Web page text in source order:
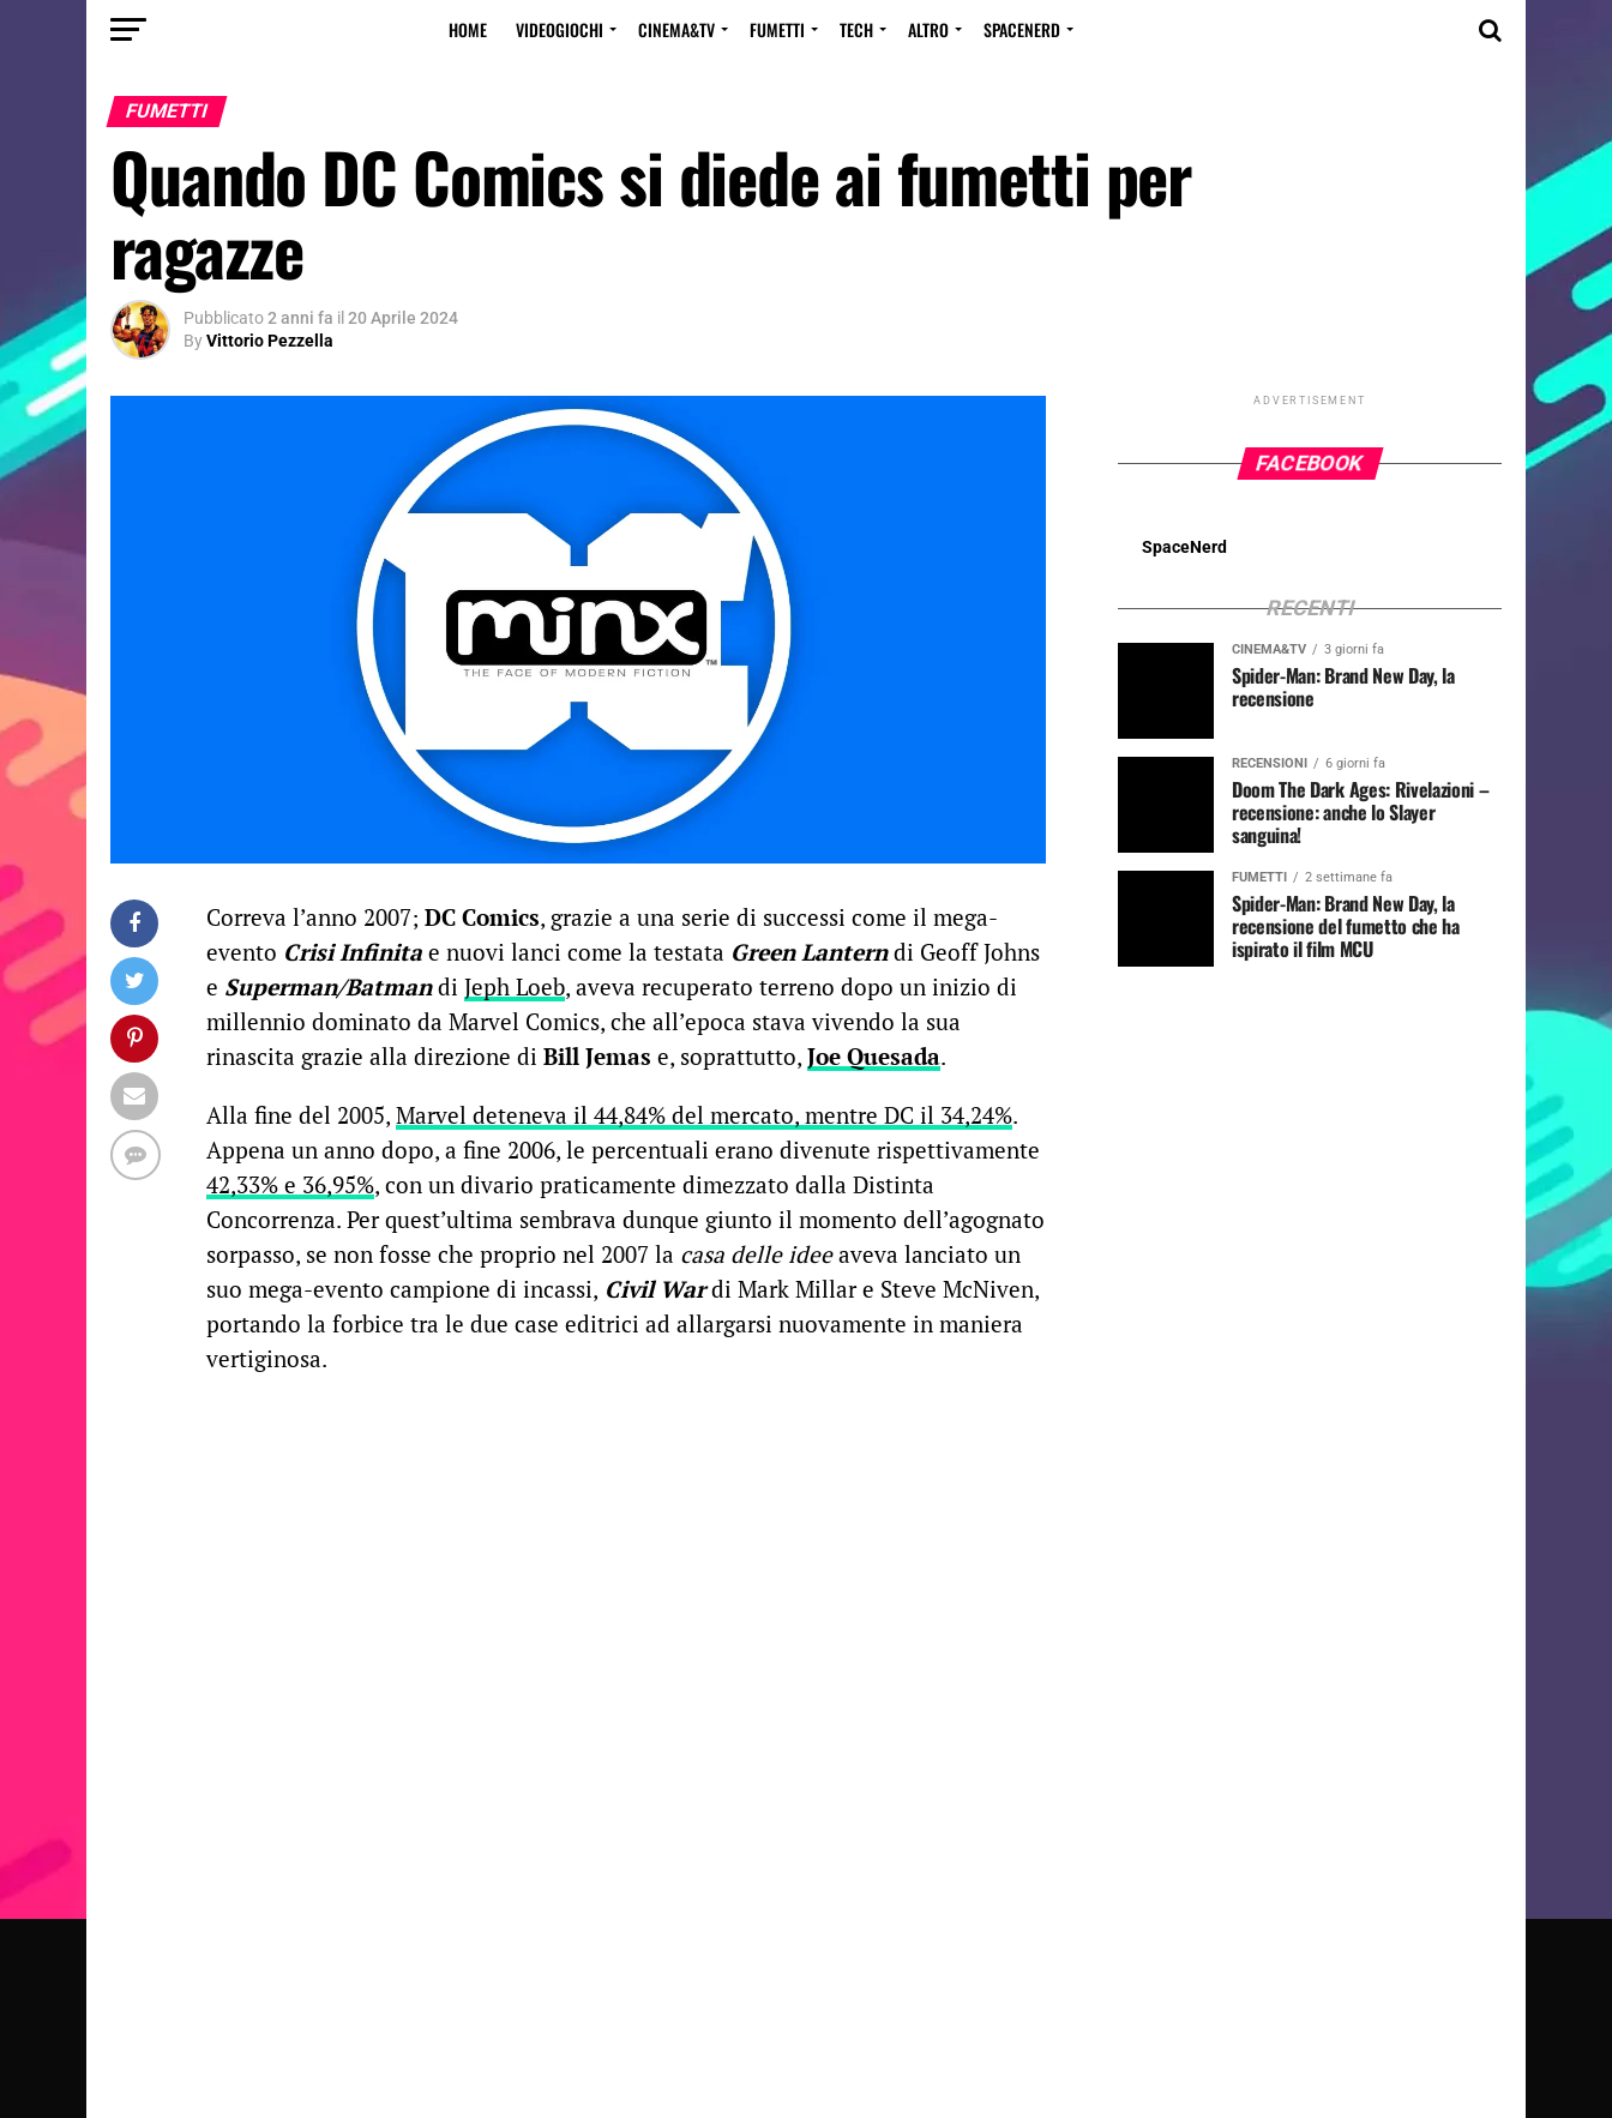
HOME VIDEOGIOCHI CINEMA&TV FUMETTI TECH ALTRO SPACENERD
FUMETTI
Quando DC Comics si diede ai fumetti per
ragazze
Pubblicato2 anni fa il 20 Aprile 2024
ByVittorio Pezzella
Correva l’anno 2007; DC Comics, grazie a una serie di successi come il mega-
evento Crisi Infinita e nuovi lanci come la testata Green Lanterndi Geoff Johns
e Superman/Batmandi Jeph Loeb, aveva recuperato terreno dopo un inizio di
millennio dominato da Marvel Comics, che all’epoca stava vivendo la sua
rinascita grazie alla direzione di Bill Jemas e, soprattutto, Joe Quesada.
Alla fine del 2005, Marvel deteneva il 44,84% del mercato, mentre DC il 34,24%.
Appena un anno dopo, a fine 2006, le percentuali erano divenute rispettivamente
42,33% e 36,95%, con un divario praticamente dimezzato dalla Distinta
Concorrenza. Per quest’ultima sembrava dunque giunto il momento dell’agognato
sorpasso, se non fosse che proprio nel 2007 la casa delle ideeaveva lanciato un
suo mega-evento campione di incassi, Civil Wardi Mark Millar e Steve McNiven,
portando la forbice tra le due case editrici ad allargarsi nuovamente in maniera
vertiginosa.
ADVERTISEMENT
FACEBOOK
SpaceNerd
RECENTI
CINEMA&TV 3 giorni fa
Spider-Man: Brand New Day, la
recensione
RECENSIONI 6 giorni fa
Doom The Dark Ages: Rivelazioni –
recensione: anche lo Slayer
sanguina!
FUMETTI 2 settimane fa
Spider-Man: Brand New Day, la
recensione del fumetto che ha
ispirato il film MCU